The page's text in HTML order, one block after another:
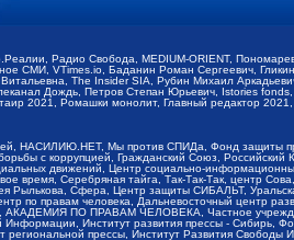
Радио Свобода, MEDIUM-ORIENT,
СМИ, VTimes.io, Баданин Роман Сергеевич,
The Insider SIA, Рубин Михаил
Дождь, Петров Степан Юрьевич, Istories
2021, Ромашки монолит, Главный редактор 2021,
НАСИЛИЮ.НЕТ, Мы против СПИДа, Фонд защиты
с коррупцией, Гражданский Союз,
движений, Центр социально-
время, Серебряная тайга, Так-Так-Так, центр
Рылькова, Сфера, Центр защиты СИБАЛЬТ,
по правам человека, Дальневосточный центр
АКАДЕМИЯ ПО ПРАВАМ ЧЕЛОВЕКА, Частное
Институт развития прессы - Сибирь,
прессы, Институт Развития Свободы